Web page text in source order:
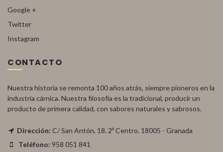
Google +
Twitter
Instagram
CONTACTO
Nuestra historia se remonta 100 años atrás, siempre pioneros en la
industria cárnica. Nuestra filosofía es la tradicional, producir un
producto de primera calidad, con sabores naturales y sabrosos.
Dirección: C/ San Antón, 18. 2º Centro. 18005 - Granada
Teléfono: 958 051 841